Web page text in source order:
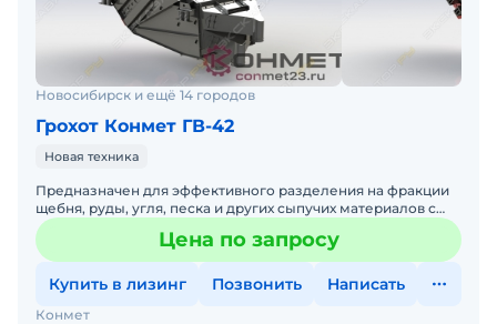
Новосибирск и ещё 14 городов
Грохот Конмет ГВ-42
Новая техника
Предназначен для эффективного разделения на фракции
щебня, руды, угля, песка и других сыпучих материалов с
объемной массой до 2,8 т/м³. Широко применяется
Цена по запросу
Купить в лизинг Позвонить Написать
Конмет